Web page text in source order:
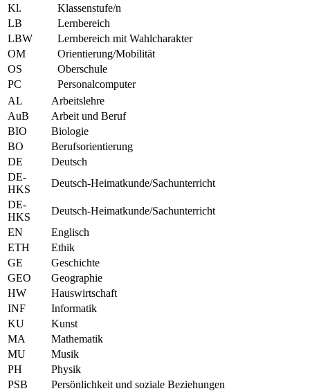
Kl.
Klassenstufe/n
LB
Lernbereich
LBW
Lernbereich mit Wahlcharakter
OM
Orientierung/Mobilität
OS
Oberschule
PC
Personalcomputer
AL
Arbeitslehre
AuB
Arbeit und Beruf
BIO
Biologie
BO
Berufsorientierung
DE
Deutsch
DE-
HKS
Deutsch-Heimatkunde/Sachunterricht
DE-
HKS
Deutsch-Heimatkunde/Sachunterricht
EN
Englisch
ETH
Ethik
GE
Geschichte
GEO
Geographie
HW
Hauswirtschaft
INF
Informatik
KU
Kunst
MA
Mathematik
MU
Musik
PH
Physik
PSB
Persönlichkeit und soziale Beziehungen